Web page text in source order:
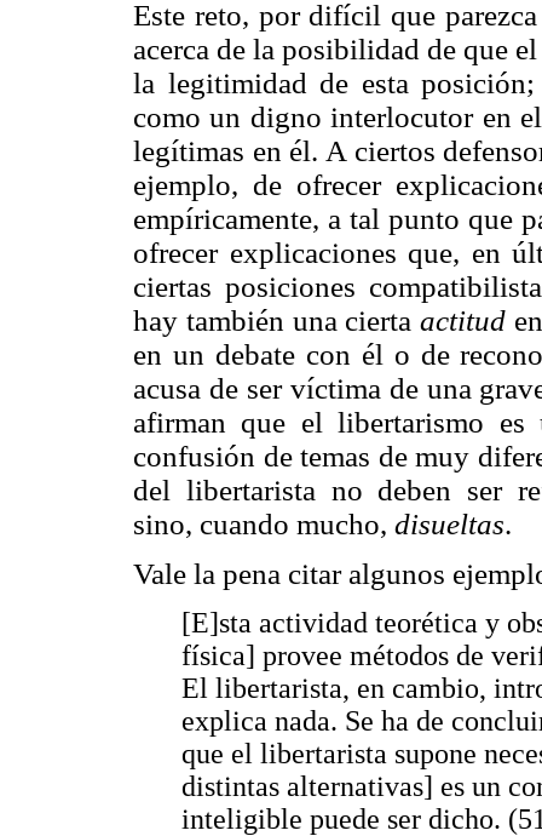
Este reto, por difícil que
acerca de la posibilidad de que
la legitimidad de esta
como un digno interlocutor en
legítimas en él. A ciertos
ejemplo, de ofrecer
empíricamente, a tal punto que
ofrecer explicaciones que, en
ciertas posiciones
hay también una cierta actitud
en un debate con él o de
acusa de ser víctima de una
afirman que el libertarismo
confusión de temas de muy
del libertarista no deben ser
sino, cuando mucho, disueltas.
Vale la pena citar algunos
[E]sta actividad teorética y
física] provee métodos de
El libertarista, en cambio,
explica nada. Se ha de
que el libertarista supone
distintas alternativas] es un
inteligible puede ser dicho.